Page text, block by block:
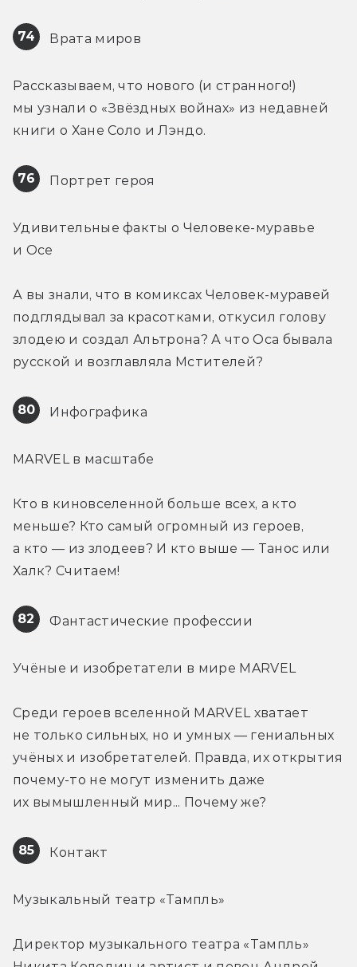
74 Врата миров
Рассказываем, что нового (и странного!)
мы узнали о «Звёздных войнах» из недавней
книги о Хане Соло и Лэндо.
76 Портрет героя
Удивительные факты о Человеке-муравье
и Осе
А вы знали, что в комиксах Человек-муравей
подглядывал за красотками, откусил голову
злодею и создал Альтрона? А что Оса бывала
русской и возглавляла Мстителей?
80 Инфографика
MARVEL в масштабе
Кто в киновселенной больше всех, а кто
меньше? Кто самый огромный из героев,
а кто — из злодеев? И кто выше — Танос или
Халк? Считаем!
82 Фантастические профессии
Учёные и изобретатели в мире MARVEL
Среди героев вселенной MARVEL хватает
не только сильных, но и умных — гениальных
учёных и изобретателей. Правда, их открытия
почему-то не могут изменить даже
их вымышленный мир... Почему же?
85 Контакт
Музыкальный театр «Тампль»
Директор музыкального театра «Тампль»